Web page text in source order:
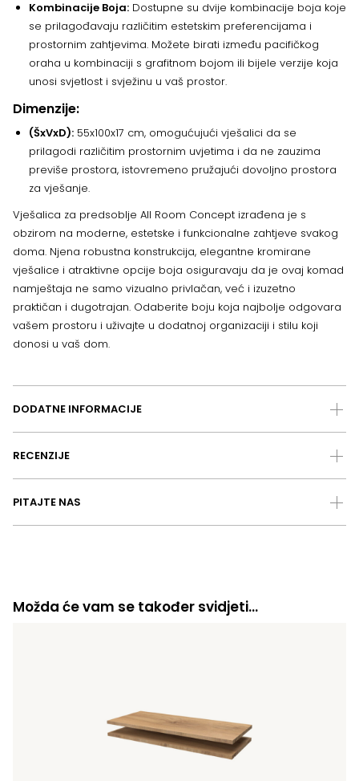
Kombinacije Boja: Dostupne su dvije kombinacije boja koje
se prilagođavaju različitim estetskim preferencijama i
prostornim zahtjevima. Možete birati između pacifičkog
oraha u kombinaciji s grafitnom bojom ili bijele verzije koja
unosi svjetlost i svježinu u vaš prostor.
Dimenzije:
(ŠxVxD): 55x100x17 cm, omogućujući vješalici da se
prilagodi različitim prostornim uvjetima i da ne zauzima
previše prostora, istovremeno pružajući dovoljno prostora
za vješanje.
Vješalica za predsoblje All Room Concept izrađena je s
obzirom na moderne, estetske i funkcionalne zahtjeve svakog
doma. Njena robustna konstrukcija, elegantne kromirane
vješalice i atraktivne opcije boja osiguravaju da je ovaj komad
namještaja ne samo vizualno privlačan, već i izuzetno
praktičan i dugotrajan. Odaberite boju koja najbolje odgovara
vašem prostoru i uživajte u dodatnoj organizaciji i stilu koji
donosi u vaš dom.
DODATNE INFORMACIJE
RECENZIJE
PITAJTE NAS
Možda će vam se također svidjeti…